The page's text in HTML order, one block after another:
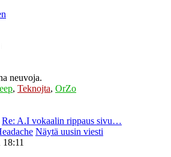
neuvoja.
, Teknojta, OrZo
Re: A.I vokaalin rippaus sivu…
Näytä uusin viesti
18:11